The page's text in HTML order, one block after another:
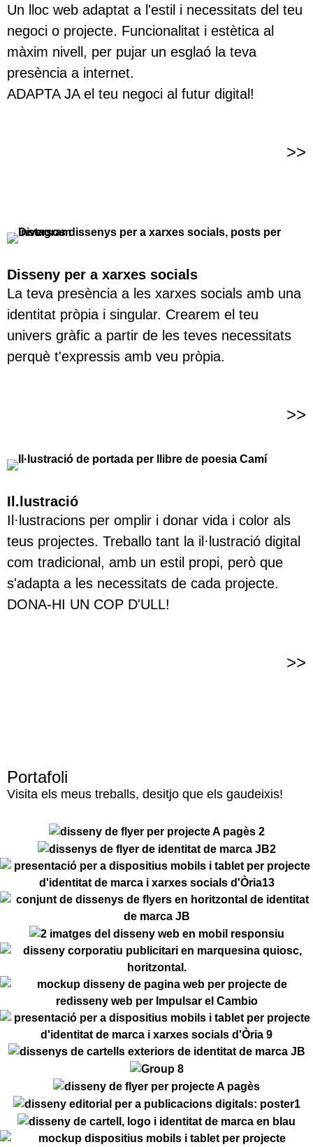
Un lloc web adaptat a l'estil i necessitats del teu
negoci o projecte. Funcionalitat i estètica al
màxim nivell, per pujar un esglaó la teva
presència a internet.
ADAPTA JA el teu negoci al futur digital!
>>
Disseny per a xarxes socials
La teva presència a les xarxes socials amb una
identitat pròpia i singular. Crearem el teu
univers gràfic a partir de les teves necessitats
perquè t'expressis amb veu pròpia.
>>
Il.lustració
Il·lustracions per omplir i donar vida i color als
teus projectes. Treballo tant la il·lustració digital
com tradicional, amb un estil propi, però que
s'adapta a les necessitats de cada projecte.
DONA-HI UN COP D'ULL!
>>
Portafoli
Visita els meus treballs, desitjo que els gaudeixis!